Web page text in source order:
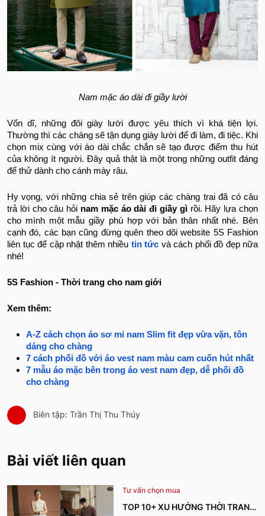
Nam mặc áo dài đi giầy lười
Vốn dĩ, những đôi giày lười được yêu thích vì khá tiện lợi.
Thường thì các chàng sẽ tận dụng giày lười để đi làm, đi tiệc. Khi
chọn mix cùng với áo dài chắc chắn sẽ tạo được điểm thu hút
của không ít người. Đây quả thật là một trong những outfit đáng
để thử dành cho cánh mày râu.
Hy vọng, với những chia sẻ trên giúp các chàng trai đã có câu
trả lời cho câu hỏi nam mặc áo dài đi giầy gìrồi. Hãy lựa chọn
cho mình một mẫu giầy phù hợp với bản thân nhất nhé. Bên
cạnh đó, các bạn cũng đừng quên theo dõi website 5S Fashion
liên tục để cập nhật thêm nhiều tin tức và cách phối đồ đẹp nữa
nhé!
5S Fashion - Thời trang cho nam giới
Xem thêm:
A-Z cách chọn áo sơ mi nam Slim fit đẹp vừa vặn, tôn
dáng cho chàng
7 cách phối đồ với áo vest nam màu cam cuốn hút nhất
7 mẫu áo mặc bên trong áo vest nam đẹp, dễ phối đồ
cho chàng
Biên tập: Trần Thị Thu Thúy
Bài viết liên quan
Tư vấn chọn mua
TOP 10+ XU HƯỚNG THỜI TRANG